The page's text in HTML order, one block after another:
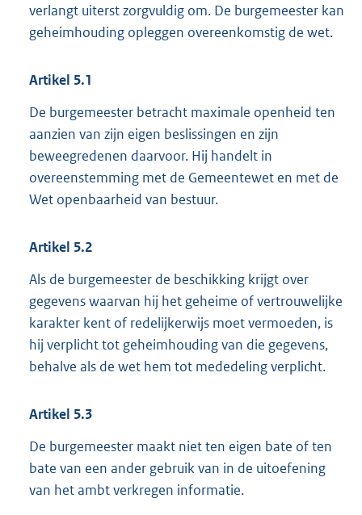
verlangt uiterst zorgvuldig om. De burgemeester kan
geheimhouding opleggen overeenkomstig de wet.
Artikel 5.1
De burgemeester betracht maximale openheid ten
aanzien van zijn eigen beslissingen en zijn
beweegredenen daarvoor. Hij handelt in
overeenstemming met de Gemeentewet en met de
Wet openbaarheid van bestuur.
Artikel 5.2
Als de burgemeester de beschikking krijgt over
gegevens waarvan hij het geheime of vertrouwelijke
karakter kent of redelijkerwijs moet vermoeden, is
hij verplicht tot geheimhouding van die gegevens,
behalve als de wet hem tot mededeling verplicht.
Artikel 5.3
De burgemeester maakt niet ten eigen bate of ten
bate van een ander gebruik van in de uitoefening
van het ambt verkregen informatie.